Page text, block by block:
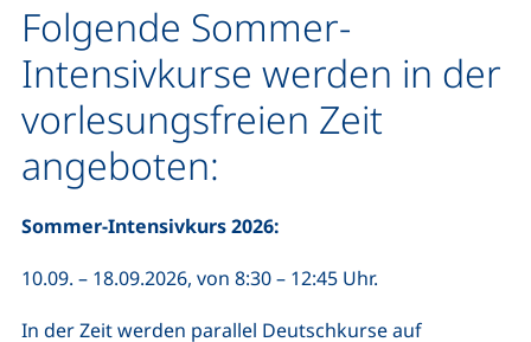
Folgende Sommer-
Intensivkurse werden in der
vorlesungsfreien Zeit
angeboten:
Sommer-Intensivkurs 2026:
10.09. – 18.09.2026, von 8:30 – 12:45 Uhr.
In der Zeit werden parallel Deutschkurse auf